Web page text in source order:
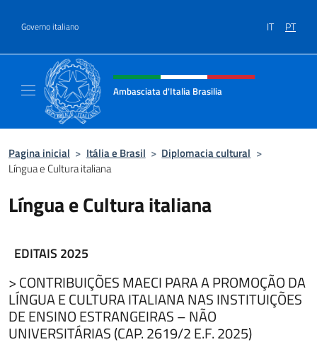
Governo italiano IT PT
Site, social e cabeçalho do menu
Ambasciata d'Italia Brasilia
Pagina inicial > Itália e Brasil > Diplomacia cultural >
Língua e Cultura italiana
Língua e Cultura italiana
EDITAIS 2025
> CONTRIBUIÇÕES MAECI PARA A PROMOÇÃO DA
LÍNGUA E CULTURA ITALIANA NAS INSTITUIÇÕES
DE ENSINO ESTRANGEIRAS – NÃO
UNIVERSITÁRIAS (CAP. 2619/2 E.F. 2025)